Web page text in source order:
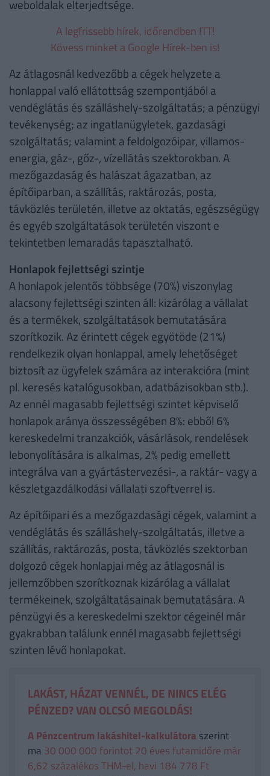
weboldalak elterjedtsége.
A legfrissebb hírek, időrendben ITT!
Kövess minket a Google Hírek-ben is!
Az átlagosnál kedvezőbb a cégek helyzete a
honlappal való ellátottság szempontjából a
vendéglátás és szálláshely-szolgáltatás; a pénzügyi
tevékenység; az ingatlanügyletek, gazdasági
szolgáltatás; valamint a feldolgozóipar, villamos-
energia, gáz-, gőz-, vízellátás szektorokban. A
mezőgazdaság és halászat ágazatban, az
építőiparban, a szállítás, raktározás, posta,
távközlés területén, illetve az oktatás, egészségügy
és egyéb szolgáltatások területén viszont e
tekintetben lemaradás tapasztalható.
Honlapok fejlettségi szintje
A honlapok jelentős többsége (70%) viszonylag
alacsony fejlettségi szinten áll: kizárólag a vállalat
és a termékek, szolgáltatások bemutatására
szorítkozik. Az érintett cégek egyötöde (21%)
rendelkezik olyan honlappal, amely lehetőséget
biztosít az ügyfelek számára az interakcióra (mint
pl. keresés katalógusokban, adatbázisokban stb.).
Az ennél magasabb fejlettségi szintet képviselő
honlapok aránya összességében 8%: ebből 6%
kereskedelmi tranzakciók, vásárlások, rendelések
lebonyolítására is alkalmas, 2% pedig emellett
integrálva van a gyártástervezési-, a raktár- vagy a
készletgazdálkodási vállalati szoftverrel is.
Az építőipari és a mezőgazdasági cégek, valamint a
vendéglátás és szálláshely-szolgáltatás, illetve a
szállítás, raktározás, posta, távközlés szektorban
dolgozó cégek honlapjai még az átlagosnál is
jellemzőbben szorítkoznak kizárólag a vállalat
termékeinek, szolgáltatásainak bemutatására. A
pénzügyi és a kereskedelmi szektor cégeinél már
gyakrabban találunk ennél magasabb fejlettségi
szinten lévő honlapokat.
LAKÁST, HÁZAT VENNÉL, DE NINCS ELÉG
PÉNZED? VAN OLCSÓ MEGOLDÁS!
A Pénzcentrum lakáshitel-kalkulátora szerint
ma 30 000 000 forintot 20 éves futamidőre már
6,62 százalékos THM-el, havi 184 778 Ft